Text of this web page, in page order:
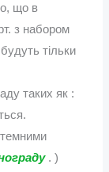
що в
з набором
тільки
таких як :
. )